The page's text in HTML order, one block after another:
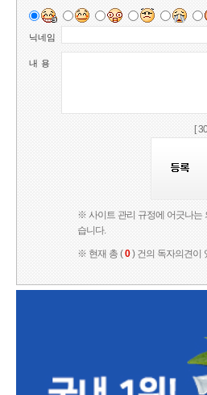
닉네임
내 용
[
※ 사이트 관리 규정에 어긋나는
습니다.
※ 현재 총 (0) 건의 독자의견이